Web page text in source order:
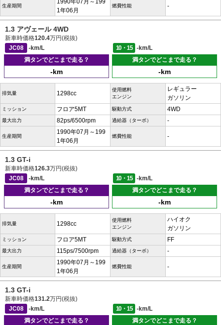
生産期間
1990年07月～199
1年06月
燃費性能 -
1.3 アヴェール 4WD
新車時価格120.4万円(税抜)
JC08
-km/L 10・15
-km/L
満タンでどこまで走る？
-km
満タンでどこまで走る？
-km
排気量 1298cc
使用燃料
エンジン
レギュラー
ガソリン
ミッション フロア5MT 駆動方式 4WD
最大出力 82ps/6500rpm 過給器（ターボ） -
生産期間
1990年07月～199
1年06月
燃費性能 -
1.3 GT-i
新車時価格126.3万円(税抜)
JC08
-km/L 10・15
-km/L
満タンでどこまで走る？
-km
満タンでどこまで走る？
-km
排気量 1298cc
使用燃料
エンジン
ハイオク
ガソリン
ミッション フロア5MT 駆動方式 FF
最大出力 115ps/7500rpm 過給器（ターボ） -
生産期間
1990年07月～199
1年06月
燃費性能 -
1.3 GT-i
新車時価格131.2万円(税抜)
JC08
-km/L 10・15
-km/L
満タンでどこまで走る？
満タンでどこまで走る？